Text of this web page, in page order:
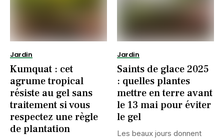
Jardin
Kumquat : cet
agrume tropical
résiste au gel sans
traitement si vous
respectez une règle
de plantation
Jardin
Saints de glace 2025
: quelles plantes
mettre en terre avant
le 13 mai pour éviter
le gel
Les beaux jours donnent